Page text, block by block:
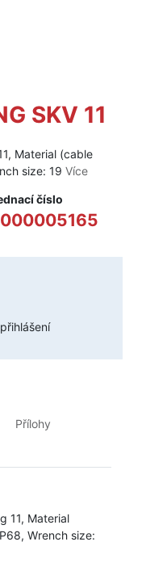
SKV 11
Material (cable
size: 19 Více
číslo
Přílohy
11, Material
Wrench size: